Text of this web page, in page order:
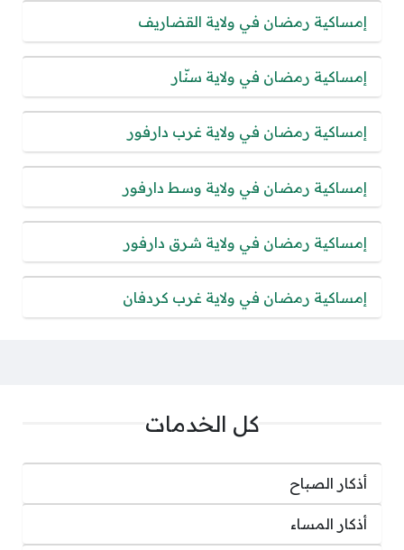
إمساكية رمضان في ولاية القضاريف
إمساكية رمضان في ولاية سنّار
إمساكية رمضان في ولاية غرب دارفور
إمساكية رمضان في ولاية وسط دارفور
إمساكية رمضان في ولاية شرق دارفور
إمساكية رمضان في ولاية غرب كردفان
كل الخدمات
أذكار الصباح
أذكار المساء